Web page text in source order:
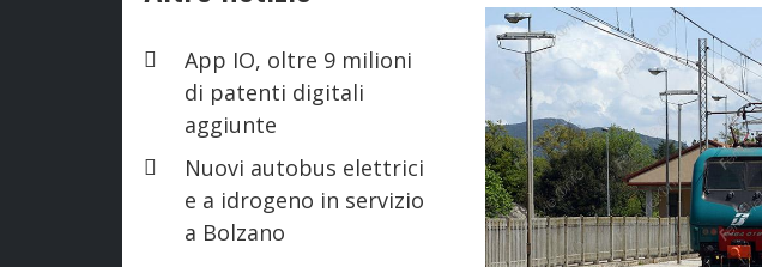
App IO, oltre 9 milioni
di patenti digitali
aggiunte
Nuovi autobus elettrici
e a idrogeno in servizio
a Bolzano